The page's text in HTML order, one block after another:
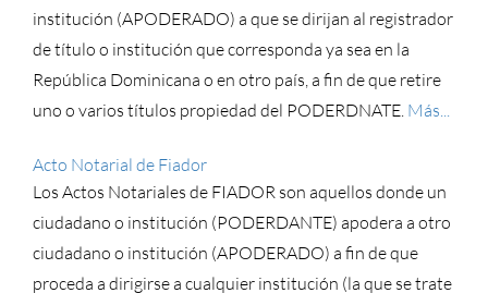
institución (APODERADO) a que se dirijan al registrador
de título o institución que corresponda ya sea en la
República Dominicana o en otro país, a fin de que retire
uno o varios títulos propiedad del PODERDNATE. Más...
Acto Notarial de Fiador
Los Actos Notariales de FIADOR son aquellos donde un
ciudadano o institución (PODERDANTE) apodera a otro
ciudadano o institución (APODERADO) a fin de que
proceda a dirigirse a cualquier institución (la que se trate